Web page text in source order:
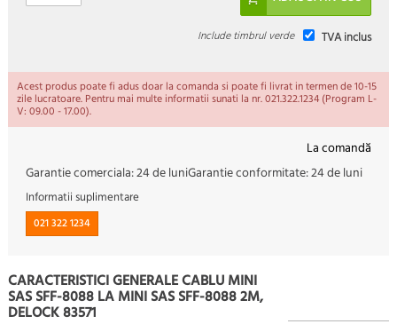
TVA inclus
Include timbrul verde
Acest produs poate fi adus doar la comanda si poate fi livrat in termen de 10-15
zile lucratoare. Pentru mai multe informatii sunati la nr. 021.322.1234 (Program L-
V: 09.00 - 17.00).
La comandă
Garantie comerciala:24 de luniGarantie conformitate:24 de luni
Informatii suplimentare
021 322 1234
CARACTERISTICI GENERALE CABLU MINI
SAS SFF-8088 LA MINI SAS SFF-8088 2M,
DELOCK 83571